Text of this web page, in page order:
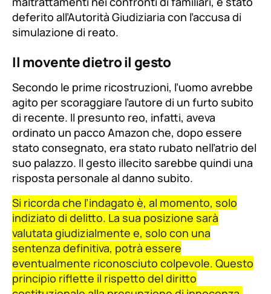
deferito all’Autorità Giudiziaria con l’accusa di
simulazione di reato.
Il movente dietro il gesto
Secondo le prime ricostruzioni, l’uomo avrebbe
agito per scoraggiare l’autore di un furto subito
di recente. Il presunto reo, infatti, aveva
ordinato un pacco Amazon che, dopo essere
stato consegnato, era stato rubato nell’atrio del
suo palazzo. Il gesto illecito sarebbe quindi una
risposta personale al danno subito.
Si ricorda che l’indagato è, al momento, solo
indiziato di delitto. La sua posizione sarà
valutata giudizialmente e, solo con una
sentenza definitiva, potrà essere
eventualmente riconosciuto colpevole. Questo
principio riflette il rispetto del diritto